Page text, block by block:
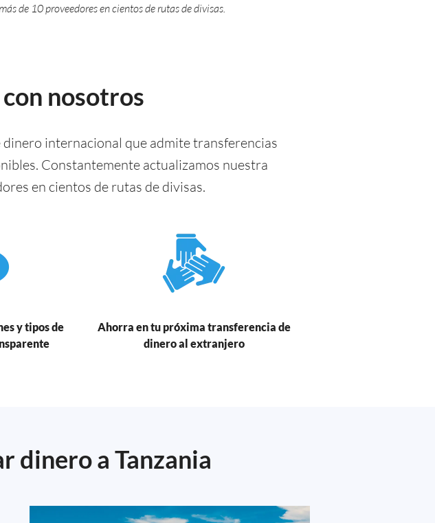
de 10 proveedores en cientos de rutas de divisas.
nosotros
internacional que admite transferencias
Constantemente actualizamos nuestra
en cientos de rutas de divisas.
y tipos de
Ahorra en tu próxima transferencia de
dinero al extranjero
dinero a Tanzania